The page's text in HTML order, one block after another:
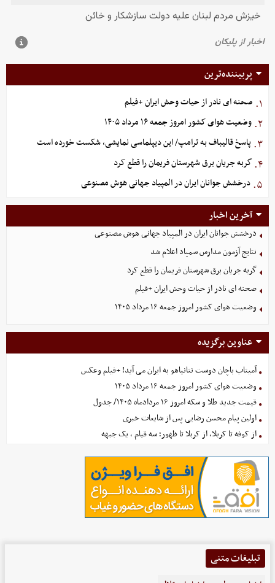
پربیننده‌ترین
۱. صحنه ای نادر از حیات وحش ایران +فیلم
۲. وضعیت هوای کشور امروز جمعه ۱۶ مرداد ۱۴۰۵
۳. پاسخ قالیباف به ترامپ/ این دیپلماسی نمایشی، شکست خورده است
۴. گربه جریان برق شهرستان فریمان را قطع کرد
۵. درخشش جوانان ایران در المپیاد جهانی هوش مصنوعی
آخرین اخبار
درخشش جوانان ایران در المپیاد جهانی هوش مصنوعی
نتایج آزمون مدارس سمپاد اعلام شد
گربه جریان برق شهرستان فریمان را قطع کرد
صحنه ای نادر از حیات وحش ایران +فیلم
وضعیت هوای کشور امروز جمعه ۱۶ مرداد ۱۴۰۵
عناوین برگزیده
آمیتاب باچان دوست نتانیاهو به ایران می آید! +فیلم وعکس
وضعیت هوای کشور امروز جمعه ۱۶ مرداد ۱۴۰۵
قیمت جدید طلا و سکه امروز ۱۶ مردادماه ۱۴۰۵/ جدول
اولین پیام محسن رضایی پس از شایعات خبری
از کوفه تا کربلا، از کربلا تا ظهور؛ سه قیام ، یک جبهه
تبلیغات متنی